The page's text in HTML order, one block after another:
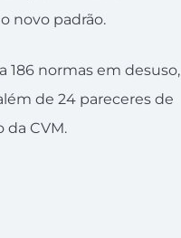
novo padrão.
186 normas em desuso,
de 24 pareceres de
da CVM.